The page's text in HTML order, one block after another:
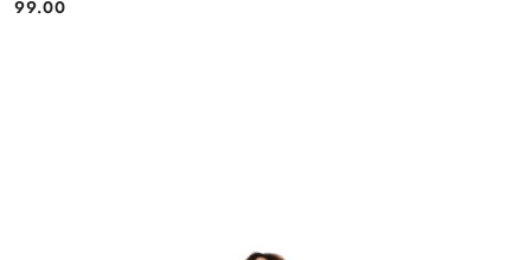
Cena:
99.00